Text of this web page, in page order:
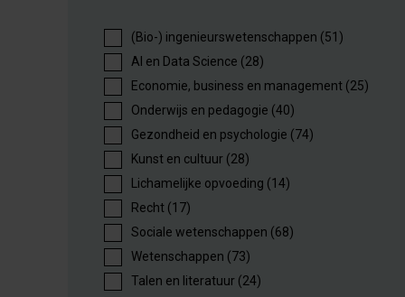
(Bio-) ingenieurswetenschappen (51)
AI en Data Science (28)
Economie, business en management (25)
Onderwijs en pedagogie (40)
Gezondheid en psychologie (74)
Kunst en cultuur (28)
Lichamelijke opvoeding (14)
Recht (17)
Sociale wetenschappen (68)
Wetenschappen (73)
Talen en literatuur (24)